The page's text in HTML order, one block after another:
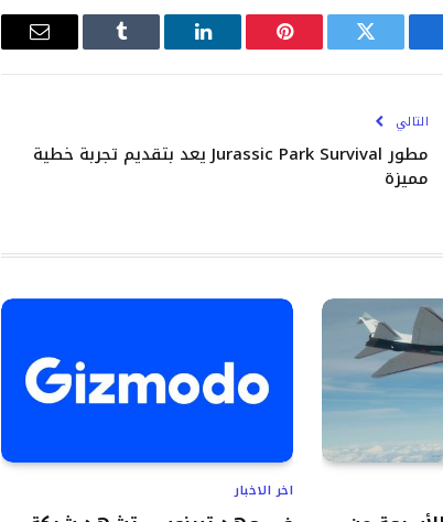
تويتر بينتيريستلينكدإن Tumblr البريد
التالي
مطور Jurassic Park Survival يعد بتقديم تجربة خطية
مميزة
اخر الاخبار